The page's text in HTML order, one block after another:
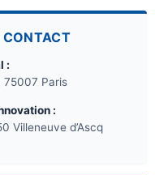
CONTACT
:
75007 Paris
:
Villeneuve d’Ascq